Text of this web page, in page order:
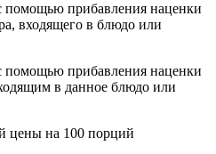
прибавления наценки
входящего в блюдо или
прибавления наценки
в данное блюдо или
цены на 100 порций